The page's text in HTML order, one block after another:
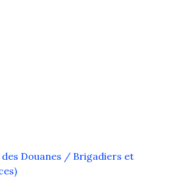
Douanes / Brigadiers et